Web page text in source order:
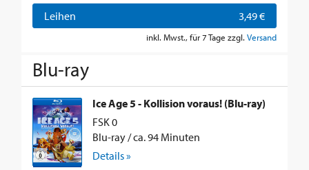
Leihen 3,49 €
inkl. Mwst., für 7 Tage zzgl. Versand
Blu-ray
Ice Age 5 - Kollision voraus! (Blu-ray)
FSK 0
Blu-ray / ca. 94 Minuten
Details »